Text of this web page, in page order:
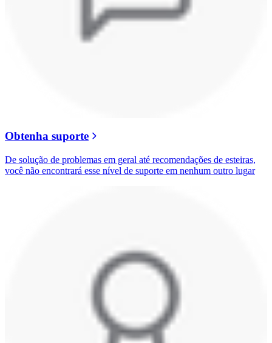
Obtenha suporte
De solução de problemas em geral até recomendações de esteiras,
você não encontrará esse nível de suporte em nenhum outro lugar